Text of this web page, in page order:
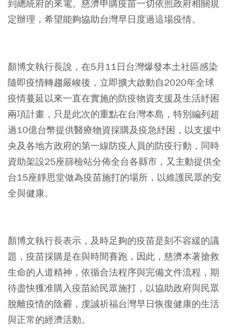
到總統府的來電。慈濟申購疫苗一切依照政府相關規
定辦理，希望能夠協助台灣早日度過這場疫情。
顏博文執行長說，在5月11日台灣爆發本土社區感染
隨即疫情轉趨嚴峻後，立即擴大啟動自2020年全球
疫情蔓延以來一直在實施的防疫物資支援及生活紓困
兩項計畫，只是此次的重點在台灣本島，特別編列超
過10億台幣提供醫療物資採購及疫急紓困，以支援中
央及各地方政府的第一線防疫人員的防疫行動，同時
資助架設25座篩檢站分佈全台各縣市，又主動提供全
台15座靜思堂做為疫苗施打的場所，以維護民眾的安
全與健康。
顏博文執行長表示，及時足夠的疫苗是刻不容緩的議
題，疫苗採購是在與時間賽跑，因此，慈濟本著搶救
生命的人道精神，依循合法程序與完備文件流程，期
待盡快獲准購入疫苗給民眾施打，以協助政府與民眾
脫離疫情的陰霾，虔誠祈福台灣早日恢復健康的生活
與正常的經濟活動。